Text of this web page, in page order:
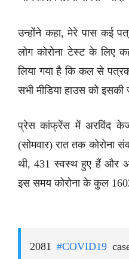
उन्होंने कहा, मेरे पास कई
लोग कोरोना टेस्ट के
लिया गया है कि कल से
सभी मीडिया हाउस को इसकी
प्रेस कांफ्रेंस में अरविंद
(सोमवार) रात तक कोरोना
थी, 431 स्वस्थ हुए हैं और
इस समय कोरोना के कुल
2081 #COVID19